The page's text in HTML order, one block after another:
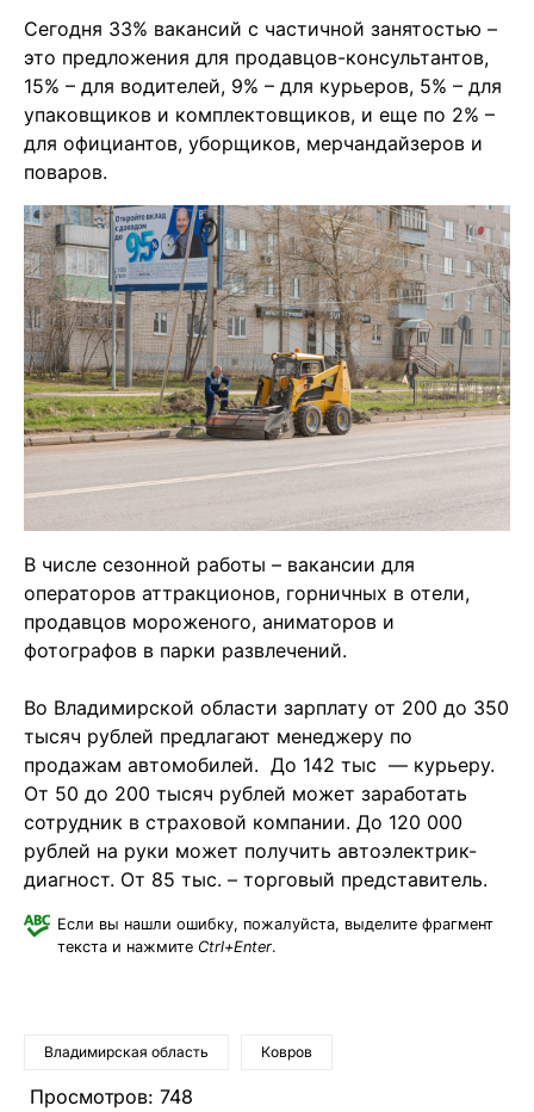
Сегодня 33% вакансий с частичной занятостью –
это предложения для продавцов-консультантов,
15% – для водителей, 9% – для курьеров, 5% – для
упаковщиков и комплектовщиков, и еще по 2% –
для официантов, уборщиков, мерчандайзеров и
поваров.
В числе сезонной работы – вакансии для
операторов аттракционов, горничных в отели,
продавцов мороженого, аниматоров и
фотографов в парки развлечений.
Во Владимирской области зарплату от 200 до 350
тысяч рублей предлагают менеджеру по
продажам автомобилей. До 142 тыс — курьеру.
От 50 до 200 тысяч рублей может заработать
сотрудник в страховой компании. До 120 000
рублей на руки может получить автоэлектрик-
диагност. От 85 тыс. – торговый представитель.
Если вы нашли ошибку, пожалуйста, выделите фрагмент
текста и нажмите Ctrl+Enter.
Владимирская область Ковров
Просмотров: 748